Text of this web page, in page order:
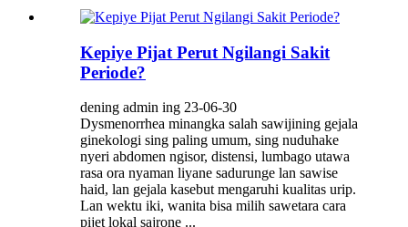
Kepiye Pijat Perut Ngilangi Sakit
Periode?
dening admin ing 23-06-30
Dysmenorrhea minangka salah sawijining gejala
ginekologi sing paling umum, sing nuduhake
nyeri abdomen ngisor, distensi, lumbago utawa
rasa ora nyaman liyane sadurunge lan sawise
haid, lan gejala kasebut mengaruhi kualitas urip.
Lan wektu iki, wanita bisa milih sawetara cara
pijet lokal sajrone ...